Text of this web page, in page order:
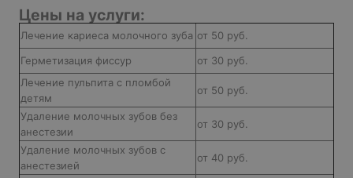
Цены на услуги:
Лечение кариеса молочного зуба от 50 руб.
Герметизация фиссур
от 30 руб.
Лечение пульпита с пломбой
детям
от 50 руб.
Удаление молочных зубов без
анестезии
от 30 руб.
Удаление молочных зубов с
анестезией
от 40 руб.